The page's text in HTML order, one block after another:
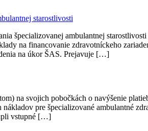
starostlivosti
špecializovanej ambulantnej
na financovanie zdravotníckeho
na úkor ŠAS. Prejavuje […]
na svojich pobočkách o
pre špecializované ambulantné
vstupné […]